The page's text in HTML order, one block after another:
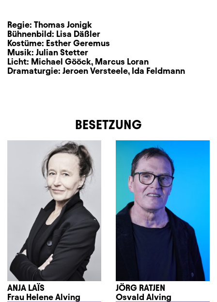
Regie: Thomas Jonigk
Bühnenbild: Lisa Däßler
Kostüme: Esther Geremus
Musik: Julian Stetter
Licht: Michael Gööck, Marcus Loran
Dramaturgie: Jeroen Versteele, Ida Feldmann
BESETZUNG
ANJA LAÏS
Frau Helene Alving
JÖRG RATJEN
Osvald Alving